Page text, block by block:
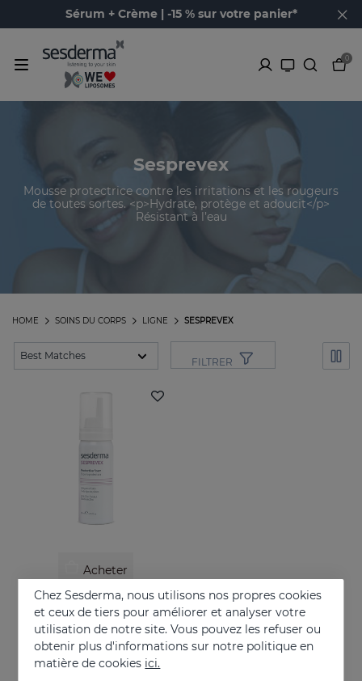
Sérum + Crème | -15 % sur votre panier*
0
Sesprevex
Mousse protectrice contre les irritations et les rougeurs
de toutes sortes. <p>Hydrate, protège et adoucit</p>
Résistant à l’eau
SESPREVEX
LIGNE
SOINS DU CORPS
HOME
FILTRER
Acheter
SESPREVEX Mousse Protectrice
Prévention et traitement des irritations et brûlures de toutes sortes.
24.95 €
Chez Sesderma, nous utilisons nos propres cookies
et ceux de tiers pour améliorer et analyser votre
utilisation de notre site. Vous pouvez les refuser ou
obtenir plus d'informations sur notre politique en
matière de cookies ici.